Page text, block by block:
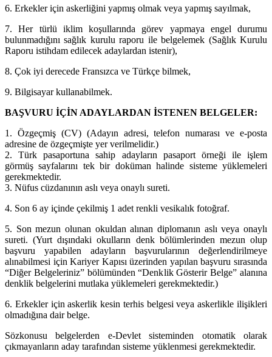
6. Erkekler için askerliğini yapmış olmak veya yapmış sayılmak,
7. Her türlü iklim koşullarında görev yapmaya engel durumu
bulunmadığını sağlık kurulu raporu ile belgelemek (Sağlık Kurulu
Raporu istihdam edilecek adaylardan istenir),
8. Çok iyi derecede Fransızca ve Türkçe bilmek,
9. Bilgisayar kullanabilmek.
BAŞVURU İÇİN ADAYLARDAN İSTENEN BELGELER:
1. Özgeçmiş (CV) (Adayın adresi, telefon numarası ve e-posta
adresine de özgeçmişte yer verilmelidir.)
2. Türk pasaportuna sahip adayların pasaport örneği ile işlem
görmüş sayfalarını tek bir doküman halinde sisteme yüklemeleri
gerekmektedir.
3. Nüfus cüzdanının aslı veya onaylı sureti.
4. Son 6 ay içinde çekilmiş 1 adet renkli vesikalık fotoğraf.
5. Son mezun olunan okuldan alınan diplomanın aslı veya onaylı
sureti. (Yurt dışındaki okulların denk bölümlerinden mezun olup
başvuru yapabilen adayların başvurularının değerlendirilmeye
alınabilmesi için Kariyer Kapısı üzerinden yapılan başvuru sırasında
“Diğer Belgeleriniz” bölümünden “Denklik Gösterir Belge” alanına
denklik belgelerini mutlaka yüklemeleri gerekmektedir.)
6. Erkekler için askerlik kesin terhis belgesi veya askerlikle ilişikleri
olmadığına dair belge.
Sözkonusu belgelerden e-Devlet sisteminden otomatik olarak
çıkmayanların aday tarafından sisteme yüklenmesi gerekmektedir.